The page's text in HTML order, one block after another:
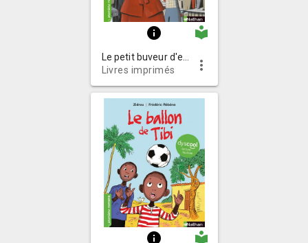
info local_library
Livres imprimés
more_vert
info local_library